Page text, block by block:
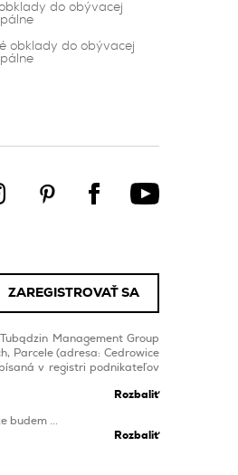
do obývacej
obklady do obývacej
ZAREGISTROVAŤ SA
Management Group
Parcele (adresa: Cedrowice
v registri podnikateľov
Rozbaliť
budem ...
Rozbaliť